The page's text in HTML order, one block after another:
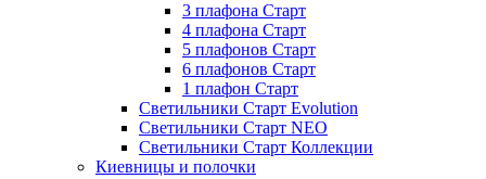
3 плафона Старт
4 плафона Старт
5 плафонов Старт
6 плафонов Старт
1 плафон Старт
Светильники Старт Evolution
Светильники Старт NEO
Светильники Старт Коллекции
Киевницы и полочки